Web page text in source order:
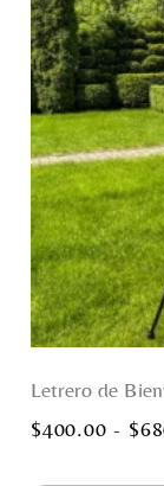
Letrero de
$400.00 - $